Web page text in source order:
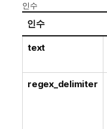
인수
인수
text
regex_delimiter